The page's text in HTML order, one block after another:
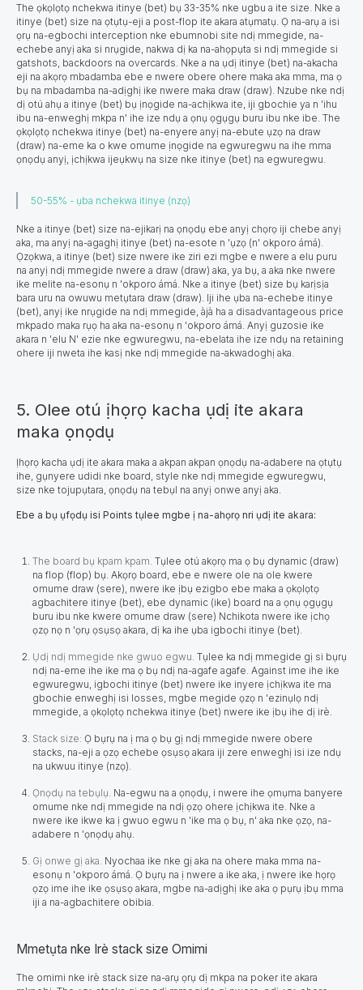
The ọkọlọtọ nchekwa itinye (bet) bụ 33-35% nke ugbu a ite size. Nke a
itinye (bet) size na ọtụtụ-eji a post-flop ite akara atụmatụ. Ọ na-arụ a isi
ọrụ na-egbochi interception nke ebumnobi site ndị mmegide, na-
echebe anyị aka si nrụgide, nakwa dị ka na-ahọpụta si ndị mmegide si
gatshots, backdoors na overcards. Nke a na ụdị itinye (bet) na-akacha
eji na akọrọ mbadamba ebe e nwere obere ohere maka aka mma, ma ọ
bụ na mbadamba na-adịghị ike nwere maka draw (draw). Nzube nke ndị
dị otú ahụ a itinye (bet) bụ ịnọgide na-achịkwa ite, iji gbochie ya n 'ihu
ibu na-enweghị mkpa n' ihe ize ndụ a ọnụ ọgụgụ buru ibu nke ibe. The
ọkọlọtọ nchekwa itinye (bet) na-enyere anyị na-ebute ụzọ na draw
(draw) na-eme ka o kwe omume ịnọgide na egwuregwu na ihe mma
ọnọdụ anyị, ịchịkwa ijeụkwụ na size nke itinye (bet) na egwuregwu.
50-55% - ụba nchekwa itinye (nzọ)
Nke a itinye (bet) size na-ejikarị na ọnọdụ ebe anyị chọrọ iji chebe anyị
aka, ma anyị na-agaghị itinye (bet) na-esote n 'ụzọ (n' okporo ámá).
Ọzọkwa, a itinye (bet) size nwere ike ziri ezi mgbe e nwere a elu puru
na anyị ndị mmegide nwere a draw (draw) aka, ya bụ, a aka nke nwere
ike melite na-esonụ n 'okporo ámá. Nke a itinye (bet) size bụ karịsịa
bara uru na owuwu metụtara draw (draw). Iji ihe ụba na-echebe itinye
(bet), anyị ike nrụgide na ndị mmegide, àjà ha a disadvantageous price
mkpado maka rụọ ha aka na-esonụ n 'okporo ámá. Anyị guzosie ike
akara n 'elu N' ezie nke egwuregwu, na-ebelata ihe ize ndụ na retaining
ohere iji nweta ihe kasị nke ndị mmegide na-akwadoghị aka.
5. Olee otú ịhọrọ kacha ụdị ite akara
maka ọnọdụ
Ịhọrọ kacha ụdị ite akara maka a akpan akpan ọnọdụ na-adabere na ọtụtụ
ihe, gụnyere udidi nke board, style nke ndị mmegide egwuregwu,
size nke tojupụtara, ọnọdụ na tebụl na anyị onwe anyị aka.
Ebe a bụ ụfọdụ isi Points tụlee mgbe ị na-ahọrọ nri ụdị ite akara:
The board bụ kpam kpam. Tụlee otú akọrọ ma ọ bụ dynamic (draw)
na flop (flop) bụ. Akọrọ board, ebe e nwere ole na ole kwere
omume draw (sere), nwere ike ịbụ ezigbo ebe maka a ọkọlọtọ
agbachitere itinye (bet), ebe dynamic (ike) board na a ọnụ ọgụgụ
buru ibu nke kwere omume draw (sere) Nchikota nwere ike ịchọ
ọzọ nọ n 'ọrụ ọsụsọ akara, dị ka ihe ụba igbochi itinye (bet).
Ụdị ndị mmegide nke gwuo egwu. Tụlee ka ndị mmegide gị si bụrụ
ndị na-eme ihe ike ma ọ bụ ndị na-agafe agafe. Against ime ihe ike
egwuregwu, igbochi itinye (bet) nwere ike inyere ịchịkwa ite ma
gbochie enweghị isi losses, mgbe megide ọzọ n 'ezinụlọ ndị
mmegide, a ọkọlọtọ nchekwa itinye (bet) nwere ike ịbụ ihe dị irè.
Stack size: Ọ bụrụ na ị ma ọ bụ gị ndị mmegide nwere obere
stacks, na-eji a ọzọ echebe ọsụsọ akara iji zere enweghị isi ize ndụ
na ukwuu itinye (nzọ).
Ọnọdụ na tebụlụ. Na-egwu na a ọnọdụ, i nwere ihe ọmụma banyere
omume nke ndị mmegide na ndị ọzọ ohere ịchịkwa ite. Nke a
nwere ike ikwe ka ị gwuo egwu n 'ike ma ọ bụ, n' aka nke ọzọ, na-
adabere n 'ọnọdụ ahụ.
Gị onwe gị aka. Nyochaa ike nke gị aka na ohere maka mma na-
esonụ n 'okporo ámá. Ọ bụrụ na ị nwere a ike aka, ị nwere ike họrọ
ọzọ ime ihe ike ọsụsọ akara, mgbe na-adịghị ike aka ọ pụrụ ịbụ mma
iji a na-agbachitere obibia.
Mmetụta nke Irè stack size Omimi
The omimi nke irè stack size na-arụ ọrụ dị mkpa na poker ite akara